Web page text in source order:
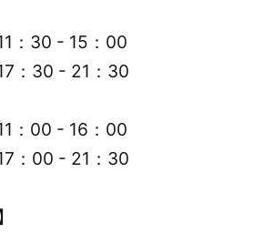
：30 - 15：00
：30 - 21：30
：00 - 16：00
：00 - 21：30